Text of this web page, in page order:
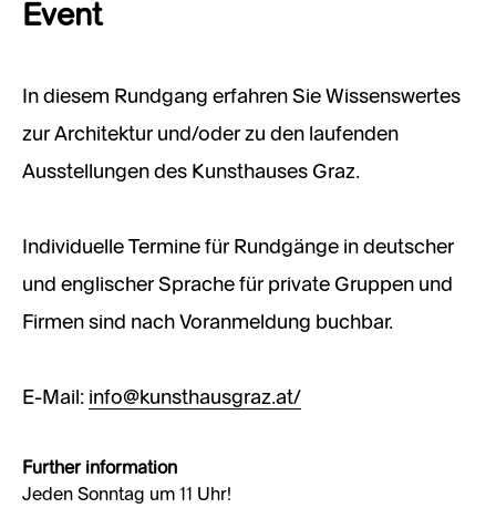
Event
In diesem Rundgang erfahren Sie Wissenswertes
zur Architektur und/oder zu den laufenden
Ausstellungen des Kunsthauses Graz.
Individuelle Termine für Rundgänge in deutscher
und englischer Sprache für private Gruppen und
Firmen sind nach Voranmeldung buchbar.
E-Mail: info@kunsthausgraz.at/
Further information
Jeden Sonntag um 11 Uhr!